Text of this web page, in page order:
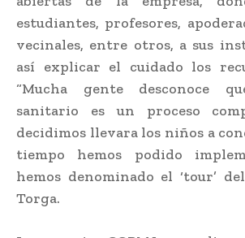
estudiantes, profesores,
vecinales, entre otros, a sus
así explicar el cuidado los
“Mucha gente desconoce
sanitario es un proceso
decidimos llevara los niños a
tiempo hemos podido
hemos denominado el ‘tour’
Torga.